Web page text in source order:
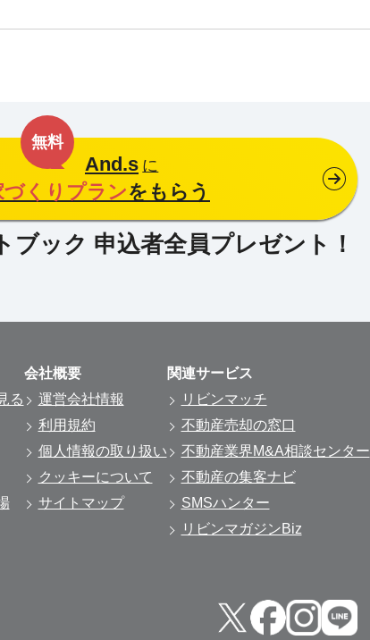
無料
And.s に
づくりプランをもらう
る
会社概要
運営会社情報
利用規約
個人情報の取り扱い
クッキーについて
サイトマップ
関連サービス
リビンマッチ
不動産売却の窓口
不動産業界M&A相談センター
不動産の集客ナビ
SMSハンター
リビンマガジンBiz